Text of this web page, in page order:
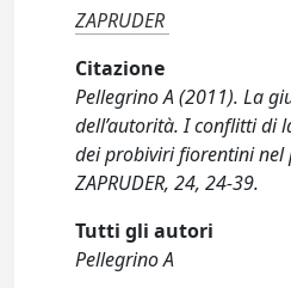
ZAPRUDER
Citazione
Pellegrino A (2011). La
dell’autorità. I conflitti di
dei probiviri fiorentini nel
ZAPRUDER, 24, 24-39.
Tutti gli autori
Pellegrino A